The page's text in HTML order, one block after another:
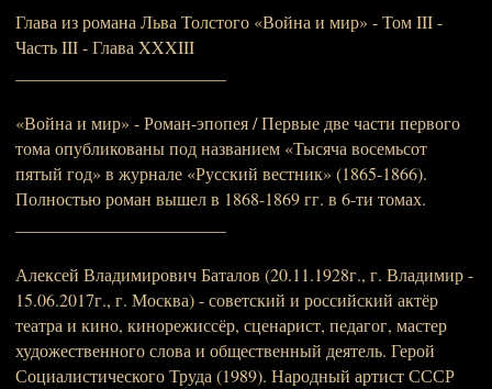
Глава из романа Льва Толстого «Война и мир» - Том III -
Часть III - Глава XXXIII
«Война и мир» - Роман-эпопея / Первые две части первого
тома опубликованы под названием «Тысяча восемьсот
пятый год» в журнале «Русский вестник» (1865-1866).
Полностью роман вышел в 1868-1869 гг. в 6-ти томах.
Алексей Владимирович Баталов (20.11.1928г., г. Владимир -
15.06.2017г., г. Москва) - советский и российский актёр
театра и кино, кинорежиссёр, сценарист, педагог, мастер
художественного слова и общественный деятель. Герой
Социалистического Труда (1989). Народный артист СССР